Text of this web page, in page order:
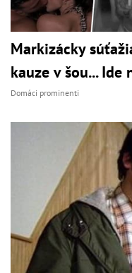
Markizácky
kauze v šou...
Domáci prominenti